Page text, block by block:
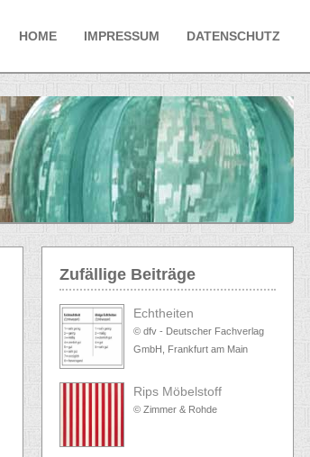
HOME IMPRESSUM DATENSCHUTZ
Zufällige Beiträge
Echtheiten
© dfv - Deutscher Fachverlag
GmbH, Frankfurt am Main
Rips Möbelstoff
© Zimmer & Rohde